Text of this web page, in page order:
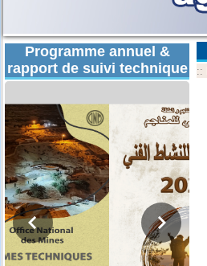
Programme annuel &
rapport de suivi technique
::